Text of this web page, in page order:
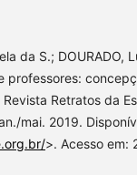
da S.; DOURADO,
professores:
Retratos da
mai. 2019.
>. Acesso em: